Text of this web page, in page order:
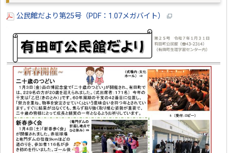
公民館だより第25号（PDF：1.07メガバイト）